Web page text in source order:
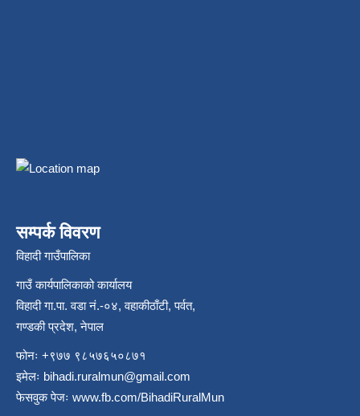
सम्पर्क विवरण
विहादी गाउँपालिका
गाउँ कार्यपालिकाको कार्यालय
विहादी गा.पा. वडा नं.-०४, वहाकीठाँटी, पर्वत,
गण्डकी प्रदेश, नेपाल
फोनः +९७७ ९८५७६५०८७१
इमेलः bihadi.ruralmun@gmail.com
फेसवुक पेजः www.fb.com/BihadiRuralMun